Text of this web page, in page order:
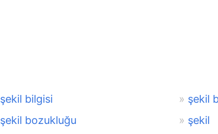
şekil bilgisi
şekil
şekil bozukluğu
şekil